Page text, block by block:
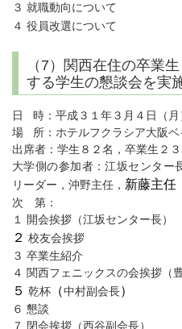
３ 就職動向について
４ 役員改選について
（7）関西在住の卒業
する学生の懇談会を実
日 時：平成３１年３月４日（月
場 所：ホテルフクラシア大阪ベ
出席者：学生８２名，卒業生２３
大学側の参加者：江坂センター
リーダー，沖野主任， 新藤主任
次 第：
１ 開会挨拶（江坂センター長）
２ 校友会挨拶
３ 卒業生紹介
４ 関西フェニックスの会挨拶（
５ 乾杯 （中村副会長）
６ 懇談
７ 閉会挨拶（西谷副会長）